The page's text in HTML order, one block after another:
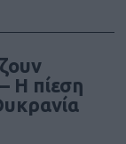
Η πίεση